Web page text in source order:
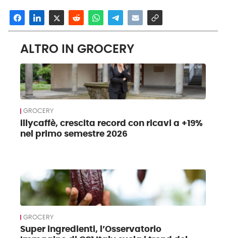
ALTRO IN GROCERY
GROCERY
illycaffè, crescita record con ricavi a +19%
nel primo semestre 2026
GROCERY
Super ingredienti, l’Osservatorio